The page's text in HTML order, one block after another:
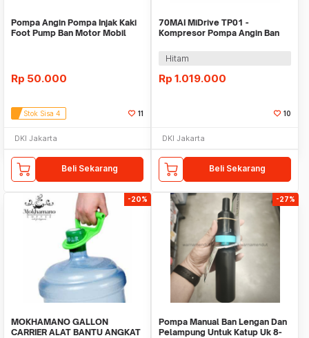
Pompa Angin Pompa Injak Kaki
Foot Pump Ban Motor Mobil
Rp 50.000
Stok Sisa 4 11
DKI Jakarta
Beli Sekarang
70MAI MiDrive TP01 -
Kompresor Pompa Angin Ban
Hitam
Rp 1.019.000
10
DKI Jakarta
Beli Sekarang
-20%
MOKHAMANO GALLON
CARRIER ALAT BANTU ANGKAT
-27%
Pompa Manual Ban Lengan Dan
Pelampung Untuk Katup Uk 8-